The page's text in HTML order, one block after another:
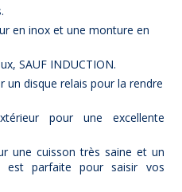
en inox et une monture en
SAUF INDUCTION.
un disque relais pour la rendre
pour une excellente
une cuisson très saine et un
est parfaite pour saisir vos